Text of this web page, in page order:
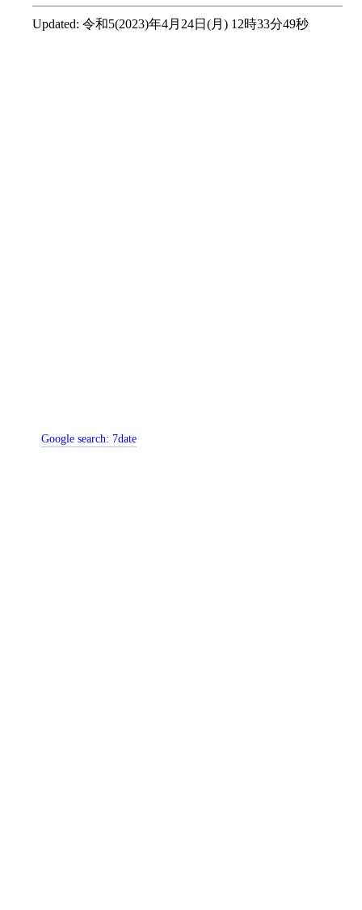
Updated: 令和5(2023)年4月24日(月) 12時33分49秒
Google search: 7date